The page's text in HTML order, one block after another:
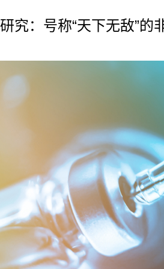
究：号称“天下无敌”的